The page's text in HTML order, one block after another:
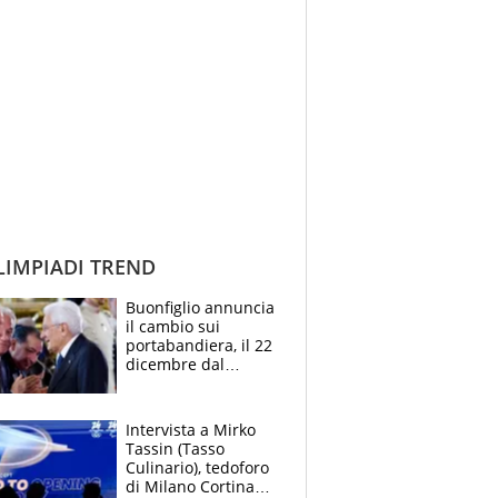
TREND
Buonfiglio annuncia
il cambio sui
portabandiera, il 22
dicembre dal
Intervista a Mirko
Tassin (Tasso
Culinario), tedoforo
di Milano Cortina